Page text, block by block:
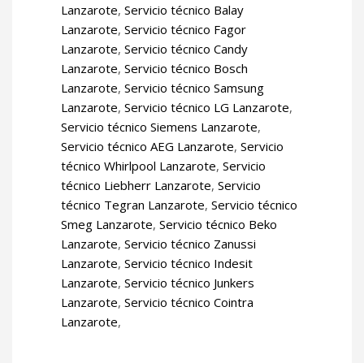
Lanzarote, Servicio técnico Balay
Lanzarote, Servicio técnico Fagor
Lanzarote, Servicio técnico Candy
Lanzarote, Servicio técnico Bosch
Lanzarote, Servicio técnico Samsung
Lanzarote, Servicio técnico LG Lanzarote,
Servicio técnico Siemens Lanzarote,
Servicio técnico AEG Lanzarote, Servicio
técnico Whirlpool Lanzarote, Servicio
técnico Liebherr Lanzarote, Servicio
técnico Tegran Lanzarote, Servicio técnico
Smeg Lanzarote, Servicio técnico Beko
Lanzarote, Servicio técnico Zanussi
Lanzarote, Servicio técnico Indesit
Lanzarote, Servicio técnico Junkers
Lanzarote, Servicio técnico Cointra
Lanzarote,